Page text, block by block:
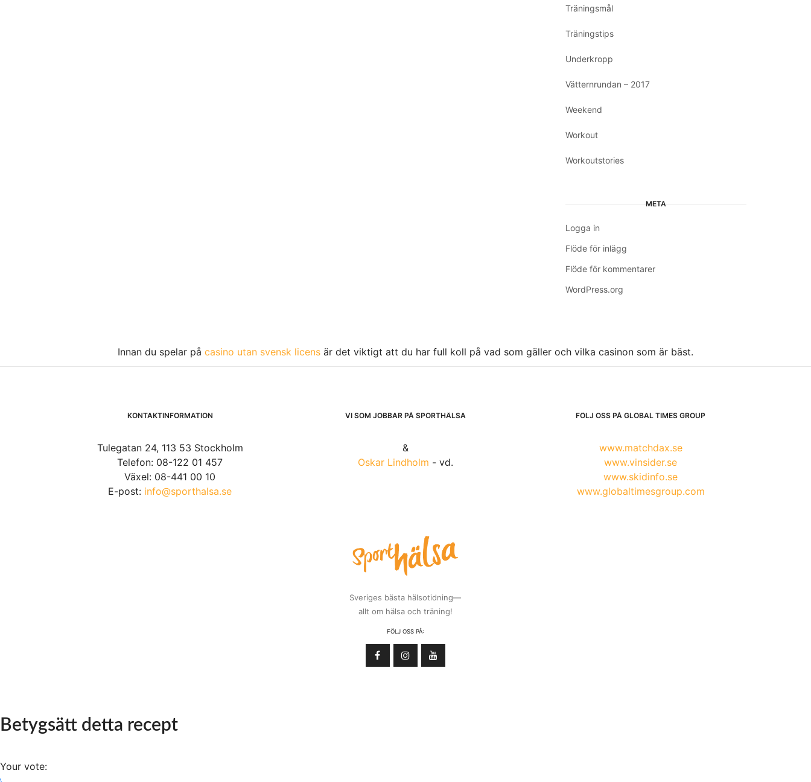
Träningsmål
Träningstips
Underkropp
Vätternrundan – 2017
Weekend
Workout
Workoutstories
META
Logga in
Flöde för inlägg
Flöde för kommentarer
WordPress.org
Innan du spelar på casino utan svensk licens är det viktigt att du har full koll på vad som gäller och vilka casinon som är bäst.
KONTAKTINFORMATION
Tulegatan 24, 113 53 Stockholm
Telefon: 08-122 01 457
Växel: 08-441 00 10
E-post: info@sporthalsa.se
VI SOM JOBBAR PÅ SPORTHÄLSA
&
Oskar Lindholm - vd.
Sveriges bästa hälsotidning—
allt om hälsa och träning!
FÖLJ OSS PÅ:
FÖLJ OSS PÅ GLOBAL TIMES GROUP
www.matchdax.se
www.vinsider.se
www.skidinfo.se
www.globaltimesgroup.com
Betygsätt detta recept
Your vote: